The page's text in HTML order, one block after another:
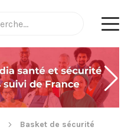
Basket de sécurité